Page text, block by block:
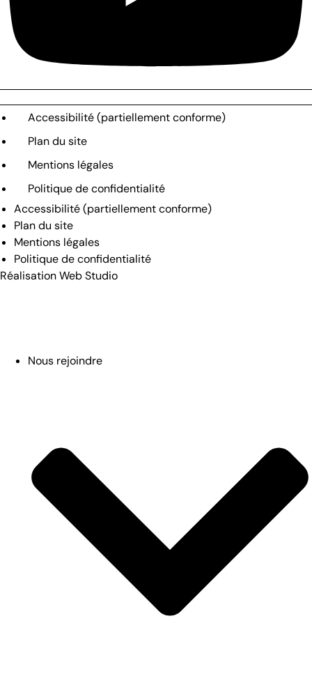
Accessibilité (partiellement conforme)
Plan du site
Mentions légales
Politique de confidentialité
Accessibilité (partiellement conforme)
Plan du site
Mentions légales
Politique de confidentialité
RéalisationWeb Studio
Nous rejoindre